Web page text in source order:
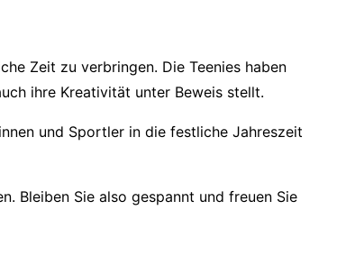
Zeit zu verbringen. Die Teenies haben
ihre Kreativität unter Beweis stellt.
und Sportler in die festliche Jahreszeit
Bleiben Sie also gespannt und freuen Sie